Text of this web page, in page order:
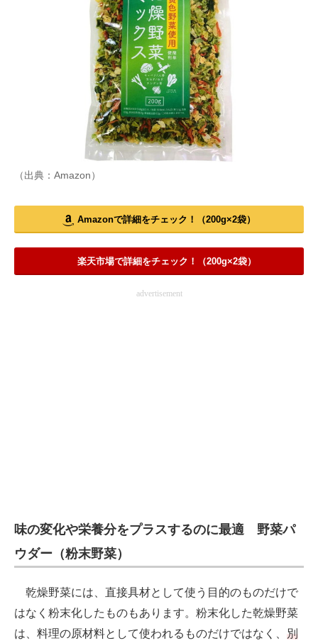
（出典：Amazon）
Amazonで詳細をチェック！（200g×2袋）
楽天市場で詳細をチェック！（200g×2袋）
advertisement
味の変化や栄養分をプラスするのに最適 野菜パ
ウダー（粉末野菜）
乾燥野菜には、直接具材として使う目的のものだけで
はなく粉末化したものもあります。粉末化した乾燥野菜
は、料理の原材料として使われるものだけではなく、 別